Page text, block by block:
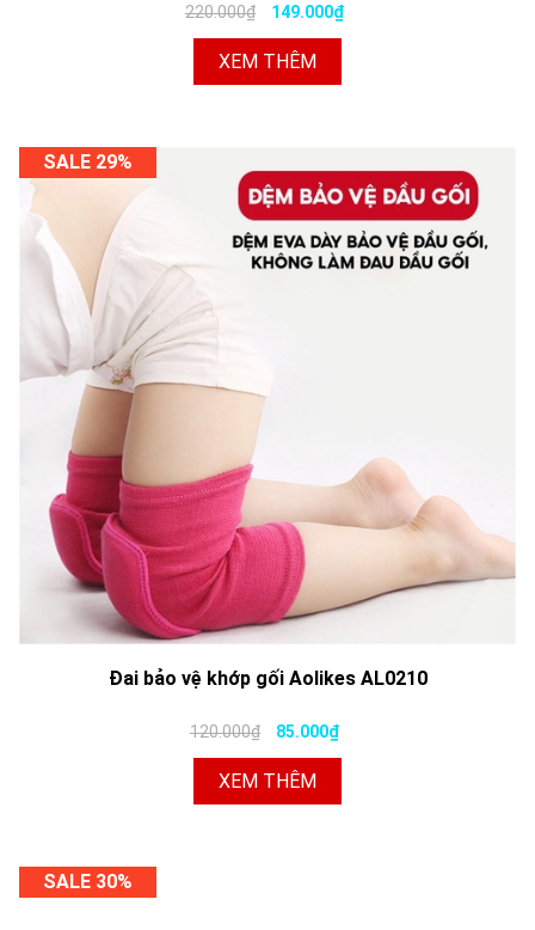
220.000₫ 149.000₫
XEM THÊM
SALE 29%
Đai bảo vệ khớp gối Aolikes AL0210
120.000₫ 85.000₫
XEM THÊM
SALE 30%